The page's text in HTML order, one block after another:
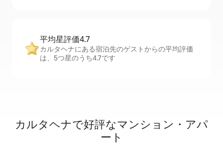
平均星評価4.7
カルタヘナにある宿泊先のゲストからの平均評価
は、5つ星のうち4.7です
カルタヘナで好評なマンション・アパ
ート